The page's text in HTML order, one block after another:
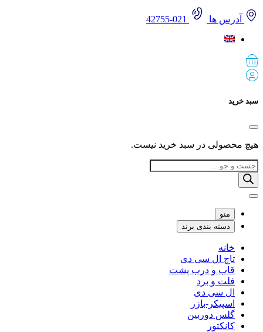
آدرس ها
خرید
محصولی در سبد خرید نیست.
منو
دسته بندی برند
خانه
تاچ ال سی دی
قاب و درب پشت
فلت و برد
ال سی دی
اسپیکر-بازر
گلس دوربین
کانکتور